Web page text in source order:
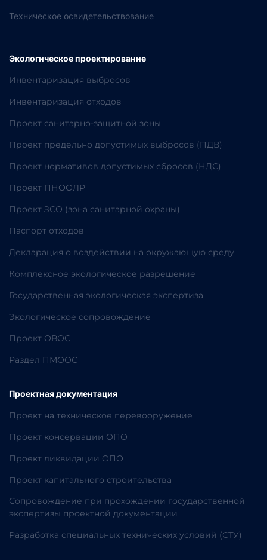
Техническое освидетельствование
Экологическое проектирование
Инвентаризация выбросов
Инвентаризация отходов
Проект санитарно-защитной зоны
Проект предельно допустимых выбросов (ПДВ)
Проект нормативов допустимых сбросов (НДС)
Проект ПНООЛР
Проект ЗСО (зона санитарной охраны)
Паспорт отходов
Декларация о воздействии на окружающую среду
Комплексное экологическое разрешение
Государственная экологическая экспертиза
Экологическое сопровождение
Проект ОВОС
Раздел ПМООС
Проектная документация
Проект на техническое перевооружение
Проект консервации ОПО
Проект ликвидации ОПО
Проект капитального строительства
Сопровождение при прохождении государственной
экспертизы проектной документации
Разработка специальных технических условий (СТУ)